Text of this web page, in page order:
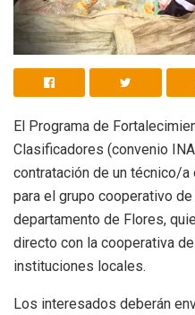
El Programa de
Clasificadores (convenio
contratación de un técnico/
para el grupo cooperativo
departamento de Flores,
directo con la cooperativa
instituciones locales.
Los interesados deberán